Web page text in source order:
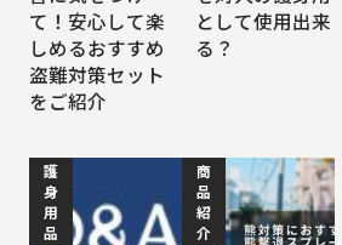
て！安心して楽
しめるおすすめ
盗難対策セット
をご紹介
として使用出来
る？
護
身
用
品
商
品
紹
介